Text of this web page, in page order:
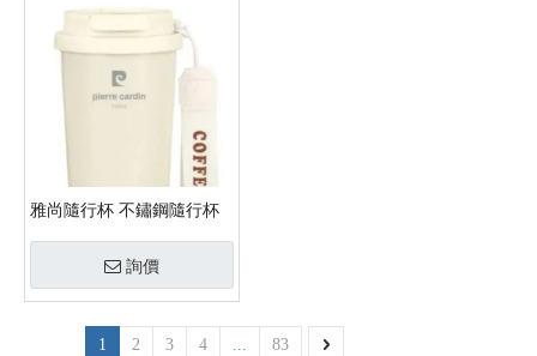
雅尚隨行杯 不鏽鋼隨行杯
詢價
1 2 3 4 ... 83